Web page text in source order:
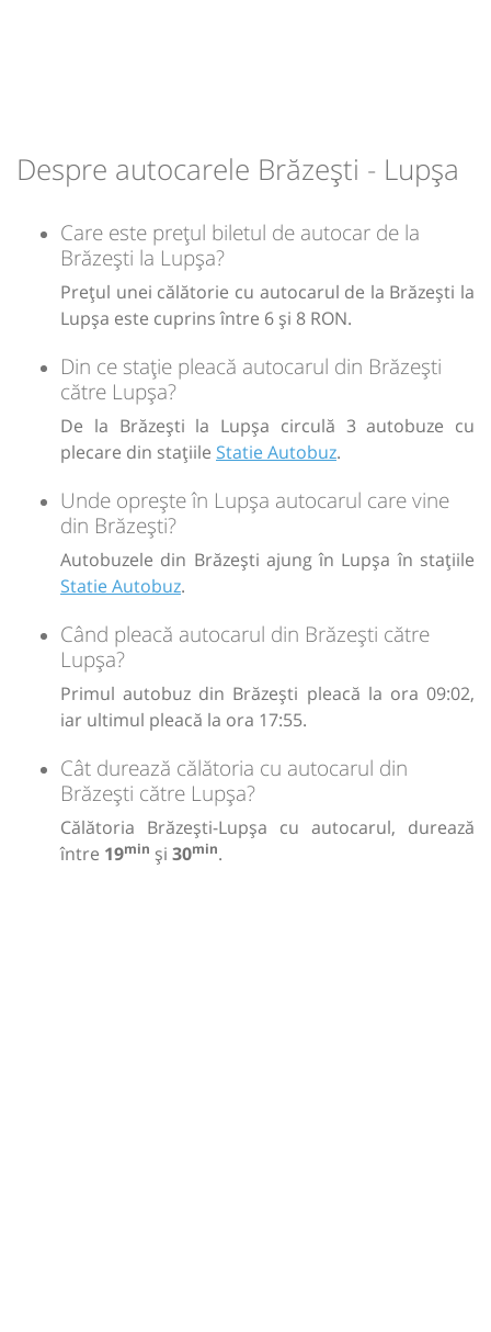
Despre autocarele Brăzești - Lupșa
Care este prețul biletul de autocar de la
Brăzești la Lupșa?
Prețul unei călătorie cu autocarul de la Brăzești la
Lupșa este cuprins între 6 și 8 RON.
Din ce stație pleacă autocarul din Brăzești
către Lupșa?
De la Brăzești la Lupșa circulă 3 autobuze cu
plecare din stațiile Statie Autobuz.
Unde oprește în Lupșa autocarul care vine
din Brăzești?
Autobuzele din Brăzești ajung în Lupșa în stațiile
Statie Autobuz.
Când pleacă autocarul din Brăzești către
Lupșa?
Primul autobuz din Brăzești pleacă la ora 09:02,
iar ultimul pleacă la ora 17:55.
Cât durează călătoria cu autocarul din
Brăzești către Lupșa?
Călătoria Brăzești-Lupșa cu autocarul, durează
între 19min și 30min.